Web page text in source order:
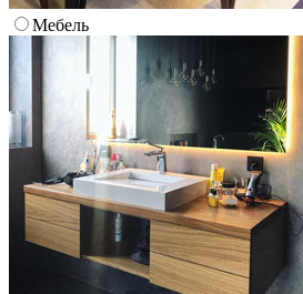
Мебель